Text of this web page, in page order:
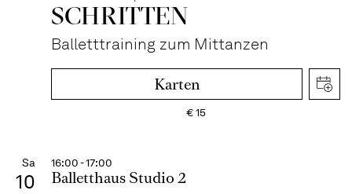
SCHRITTEN
Balletttraining zum Mittanzen
Karten
€15
Sa
10
16:00 - 17:00
Balletthaus Studio 2